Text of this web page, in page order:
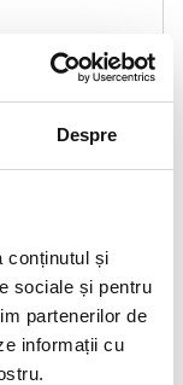
Despre
conținutul și
sociale și pentru
partenerilor de
informații cu